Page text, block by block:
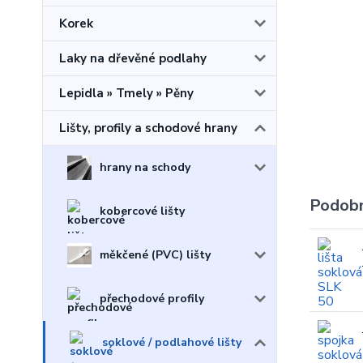
Korek
Laky na dřevěné podlahy
Lepidla » Tmely » Pěny
Lišty, profily a schodové hrany
hrany na schody
kobercové lišty
měkčené (PVC) lišty
přechodové profily
soklové / podlahové lišty